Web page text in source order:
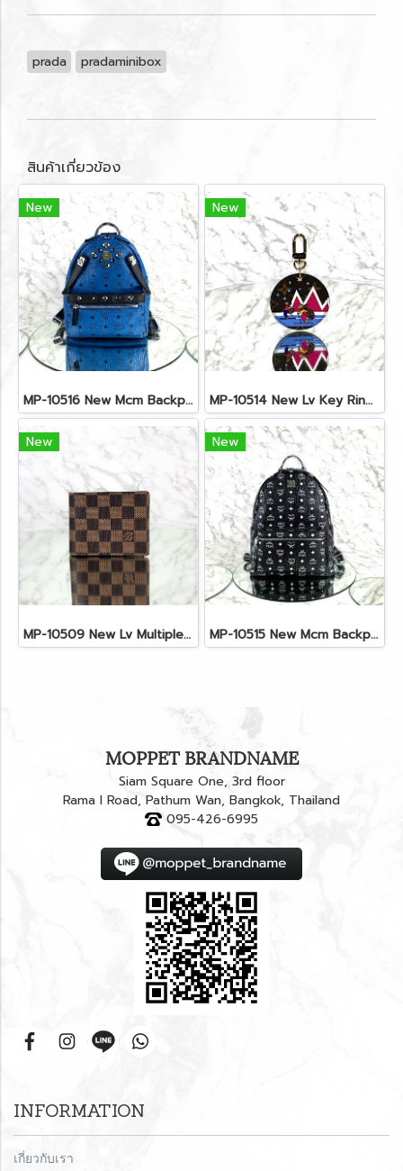
prada pradaminibox
สินค้าเกี่ยวข้อง
New
MP-10516 New Mcm Backpack Small Blue/Black Shw
New
MP-10514 New Lv Key Ring Chrismas 2018 Monogram Ghw
New
MP-10509 New Lv Multiple Men Wallet Damier
New
MP-10515 New Mcm Backpack Size M Black Shw
MOPPET BRANDNAME
Siam Square One, 3rd floor
Rama I Road, Pathum Wan, Bangkok, Thailand
095-426-6995
INFORMATION
เกี่ยวกับเรา